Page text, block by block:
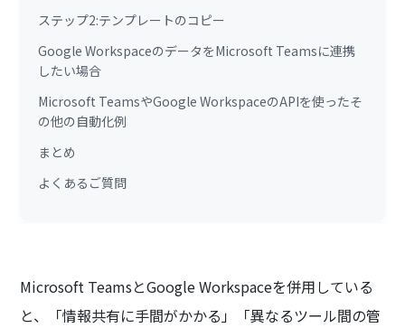
ステップ2:テンプレートのコピー
Google WorkspaceのデータをMicrosoft Teamsに連携
したい場合
Microsoft TeamsやGoogle WorkspaceのAPIを使ったそ
の他の自動化例
まとめ
よくあるご質問
Microsoft TeamsとGoogle Workspaceを併用している
と、「情報共有に手間がかかる」「異なるツール間の管